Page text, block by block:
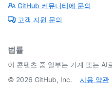
GitHub 커뮤니티에 문의
고객 지원 문의
법률
이 콘텐츠 중 일부는 기계 또는 AI
© 2026 GitHub, Inc. 사용 약관